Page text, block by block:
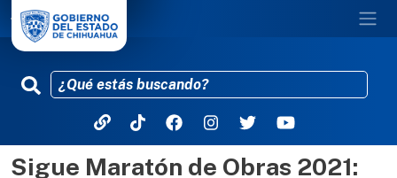
Pasar al contenido principal
Sigue Maratón de Obras 2021: